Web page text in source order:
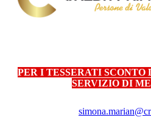
PER I TESSERATI SCONTO
SERVIZIO DI